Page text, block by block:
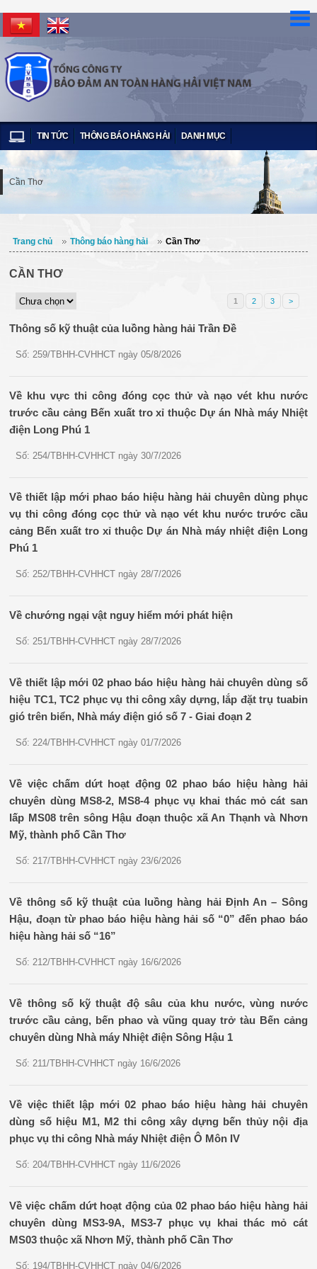
TIN TỨC THÔNG BÁO HÀNG HẢI DANH MỤC
Cần Thơ
Trang chủ Thông báo hàng hải Cần Thơ
CẦN THƠ
1 2 3 >
Thông số kỹ thuật của luồng hàng hải Trần Đề
Số: 259/TBHH-CVHHCT ngày 05/8/2026
Về khu vực thi công đóng cọc thử và nạo vét khu nước
trước cầu cảng Bến xuất tro xỉ thuộc Dự án Nhà máy Nhiệt
điện Long Phú 1
Số: 254/TBHH-CVHHCT ngày 30/7/2026
Về thiết lập mới phao báo hiệu hàng hải chuyên dùng phục
vụ thi công đóng cọc thử và nạo vét khu nước trước cầu
cảng Bến xuất tro xỉ thuộc Dự án Nhà máy nhiệt điện Long
Phú 1
Số: 252/TBHH-CVHHCT ngày 28/7/2026
Về chướng ngại vật nguy hiểm mới phát hiện
Số: 251/TBHH-CVHHCT ngày 28/7/2026
Về thiết lập mới 02 phao báo hiệu hàng hải chuyên dùng số
hiệu TC1, TC2 phục vụ thi công xây dựng, lắp đặt trụ tuabin
gió trên biển, Nhà máy điện gió số 7 - Giai đoạn 2
Số: 224/TBHH-CVHHCT ngày 01/7/2026
Về việc chấm dứt hoạt động 02 phao báo hiệu hàng hải
chuyên dùng MS8-2, MS8-4 phục vụ khai thác mỏ cát san
lấp MS08 trên sông Hậu đoạn thuộc xã An Thạnh và Nhơn
Mỹ, thành phố Cần Thơ
Số: 217/TBHH-CVHHCT ngày 23/6/2026
Về thông số kỹ thuật của luồng hàng hải Định An – Sông
Hậu, đoạn từ phao báo hiệu hàng hải số “0” đến phao báo
hiệu hàng hải số “16”
Số: 212/TBHH-CVHHCT ngày 16/6/2026
Về thông số kỹ thuật độ sâu của khu nước, vùng nước
trước cầu cảng, bến phao và vũng quay trở tàu Bến cảng
chuyên dùng Nhà máy Nhiệt điện Sông Hậu 1
Số: 211/TBHH-CVHHCT ngày 16/6/2026
Về việc thiết lập mới 02 phao báo hiệu hàng hải chuyên
dùng số hiệu M1, M2 thi công xây dựng bến thủy nội địa
phục vụ thi công Nhà máy Nhiệt điện Ô Môn IV
Số: 204/TBHH-CVHHCT ngày 11/6/2026
Về việc chấm dứt hoạt động của 02 phao báo hiệu hàng hải
chuyên dùng MS3-9A, MS3-7 phục vụ khai thác mỏ cát
MS03 thuộc xã Nhơn Mỹ, thành phố Cần Thơ
Số: 194/TBHH-CVHHCT ngày 04/6/2026